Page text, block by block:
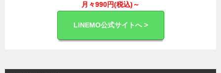
月々990円(税込)～
LINEMO公式サイトへ >